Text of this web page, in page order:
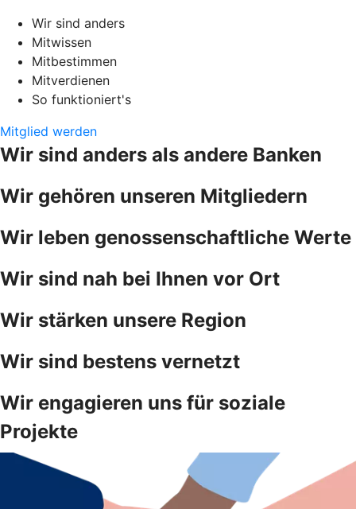
Wir sind anders
Mitwissen
Mitbestimmen
Mitverdienen
So funktioniert's
Mitglied werden
Wir sind anders als andere Banken
Wir gehören unseren Mitgliedern
Wir leben genossenschaftliche Werte
Wir sind nah bei Ihnen vor Ort
Wir stärken unsere Region
Wir sind bestens vernetzt
Wir engagieren uns für soziale
Projekte